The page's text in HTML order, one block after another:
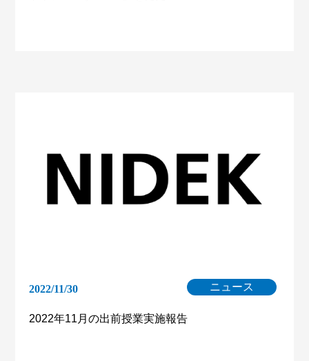
2022/11/30 ニュース
2022年11月の出前授業実施報告